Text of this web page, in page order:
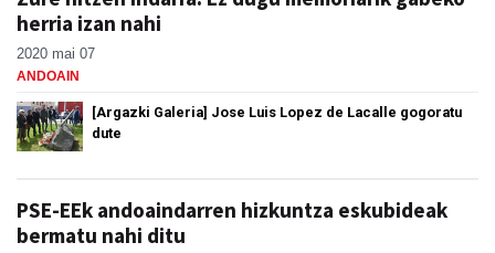
herria izan nahi
2020 mai 07
ANDOAIN
[Argazki Galeria] Jose Luis Lopez de Lacalle gogoratu
dute
PSE-EEk andoaindarren hizkuntza eskubideak
bermatu nahi ditu